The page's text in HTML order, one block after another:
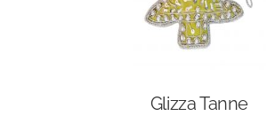
Glizza Tanne